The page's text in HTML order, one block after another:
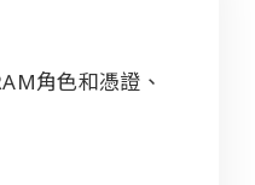
角色和憑證、